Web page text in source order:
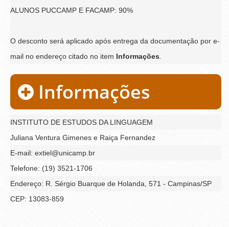
ALUNOS PUCCAMP E FACAMP: 90%
O desconto será aplicado após entrega da documentação por e-
mail no endereço citado no item Informações
Informações
INSTITUTO DE ESTUDOS DA LINGUAGEM
Juliana Ventura Gimenes e Raiça Fernandez
E-mail: extiel@unicamp.br
Telefone: (19) 3521-1706
Endereço: R. Sérgio Buarque de Holanda, 571 - Campinas/SP
CEP: 13083-859